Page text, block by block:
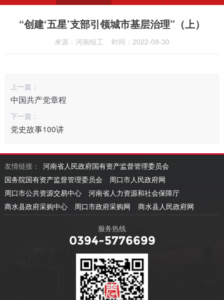
“创建‘五星’支部引领城市基层治理”（上）
来源：河南组工 时间：2022-08-30
上一篇：
中国共产党章程
下一篇：
党史故事100讲
友情链接：
河南省人民政府国有资产监督管理委员会
国务院国有资产监督管理委员会
周口市人民政府网
周口市公共资源交易中心
河南省人力资源和社会保障厅
商水县政府采购中心
周口市政府采购网 商水县人民政府网
服务热线
0394-5776699